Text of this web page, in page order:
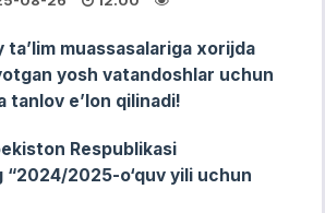
taʼlim muassasalariga xorijda
yosh vatandoshlar uchun
tanlov eʼlon qilinadi!
Respublikasi
2025-o‘quv yili uchun